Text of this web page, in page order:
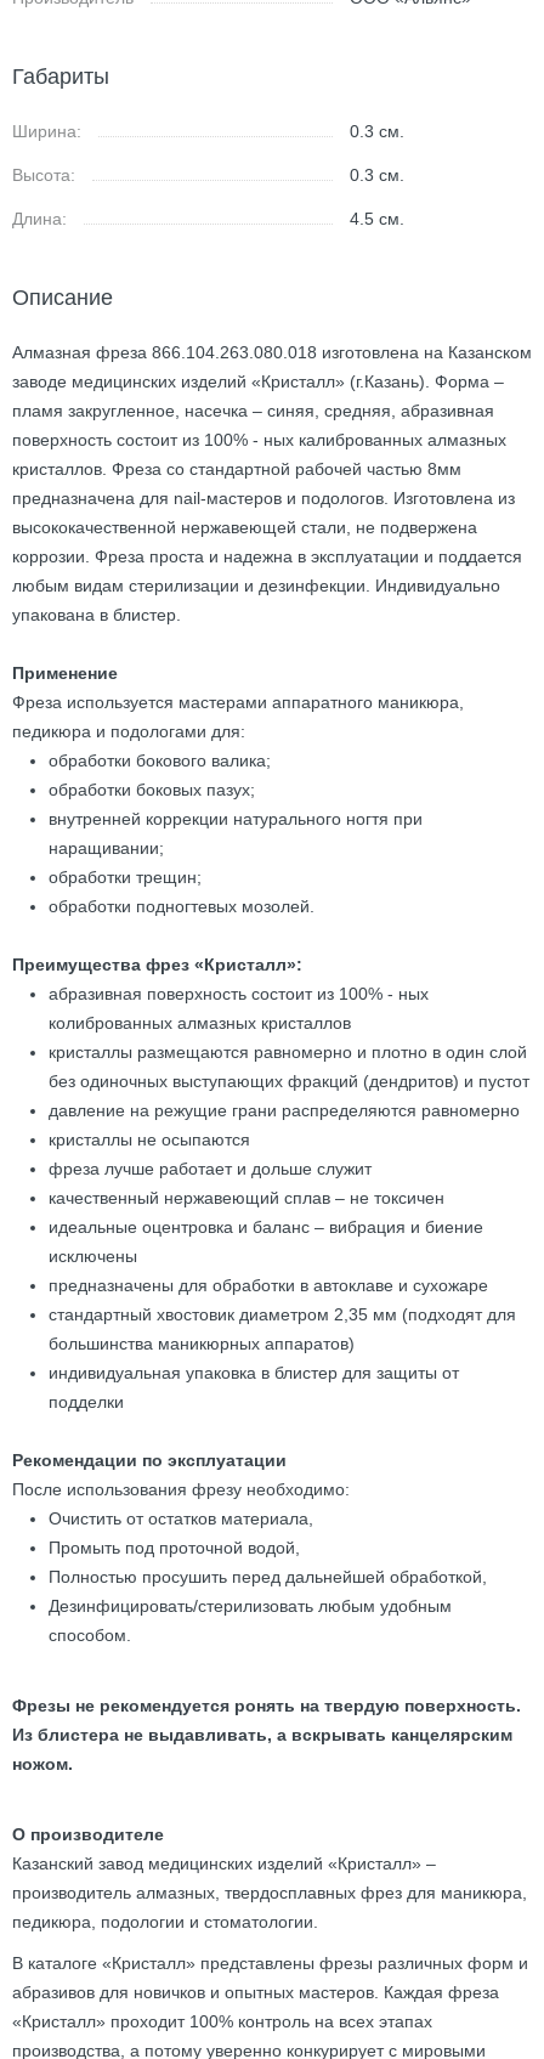
Габариты
Ширина: 0.3см.
Высота: 0.3см.
Длина: 4.5см.
Описание
Алмазная фреза 866.104.263.080.018 изготовлена на Казанском
заводе медицинских изделий «Кристалл» (г.Казань). Форма –
пламя закругленное, насечка – синяя, средняя, абразивная
поверхность состоит из 100% - ных калиброванных алмазных
кристаллов. Фреза со стандартной рабочей частью 8мм
предназначена для nail-мастеров и подологов. Изготовлена из
высококачественной нержавеющей стали, не подвержена
коррозии. Фреза проста и надежна в эксплуатации и поддается
любым видам стерилизации и дезинфекции. Индивидуально
упакована в блистер.
Применение
Фреза используется мастерами аппаратного маникюра,
педикюра и подологами для:
обработки бокового валика;
обработки боковых пазух;
внутренней коррекции натурального ногтя при
наращивании;
обработки трещин;
обработки подногтевых мозолей.
Преимущества фрез «Кристалл»:
абразивная поверхность состоит из 100% - ных
колиброванных алмазных кристаллов
кристаллы размещаются равномерно и плотно в один слой
без одиночных выступающих фракций (дендритов) и пустот
давление на режущие грани распределяются равномерно
кристаллы не осыпаются
фреза лучше работает и дольше служит
качественный нержавеющий сплав – не токсичен
идеальные оцентровка и баланс – вибрация и биение
исключены
предназначены для обработки в автоклаве и сухожаре
стандартный хвостовик диаметром 2,35 мм (подходят для
большинства маникюрных аппаратов)
индивидуальная упаковка в блистер для защиты от
подделки
Рекомендации по эксплуатации
После использования фрезу необходимо:
Очистить от остатков материала,
Промыть под проточной водой,
Полностью просушить перед дальнейшей обработкой,
Дезинфицировать/стерилизовать любым удобным
способом.
Фрезы не рекомендуется ронять на твердую поверхность.
Из блистера не выдавливать, а вскрывать канцелярским
ножом.
О производителе
Казанский завод медицинских изделий «Кристалл» –
производитель алмазных, твердосплавных фрез для маникюра,
педикюра, подологии и стоматологии.
В каталоге «Кристалл» представлены фрезы различных форм и
абразивов для новичков и опытных мастеров. Каждая фреза
«Кристалл» проходит 100% контроль на всех этапах
производства, а потому уверенно конкурирует с мировыми